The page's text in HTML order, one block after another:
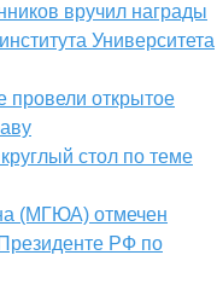
вручил награды
Университета
провели открытое
стол по теме
(МГЮА) отмечен
РФ по